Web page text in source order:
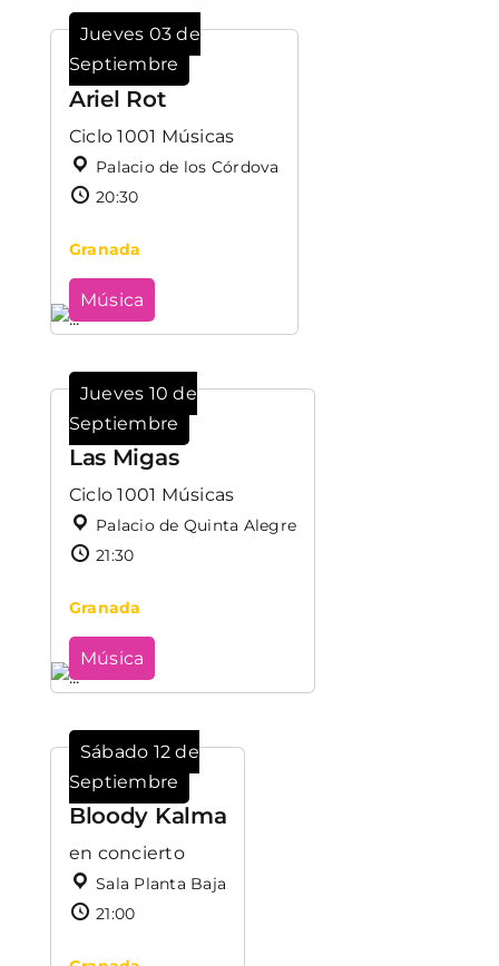
Jueves 03 de
Septiembre
Ariel Rot
Ciclo 1001 Músicas
Palacio de los Córdova
20:30
Granada
Música
Jueves 10 de
Septiembre
Las Migas
Ciclo 1001 Músicas
Palacio de Quinta Alegre
21:30
Granada
Música
Sábado 12 de
Septiembre
Bloody Kalma
en concierto
Sala Planta Baja
21:00